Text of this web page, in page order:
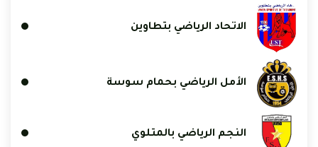
الاتحاد الرياضي بتطاوين
الأمل الرياضي بحمام سوسة
النجم الرياضي بالمتلوي